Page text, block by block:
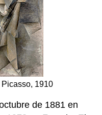
Picasso, 1910
de 1881 en